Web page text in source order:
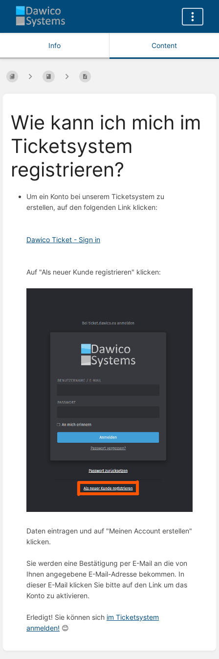
Info Content
Wie kann ich mich im
Ticketsystem
registrieren?
Um ein Konto bei unserem Ticketsystem zu
erstellen, auf den folgenden Link klicken:
Dawico Ticket - Sign in
Auf "Als neuer Kunde registrieren" klicken:
Daten eintragen und auf "Meinen Account erstellen"
klicken.
Sie werden eine Bestätigung per E-Mail an die von
Ihnen angegebene E-Mail-Adresse bekommen. In
dieser E-Mail klicken Sie bitte auf den Link um das
Konto zu aktivieren.
Erledigt! Sie können sich im Ticketsystem
anmelden! 😊